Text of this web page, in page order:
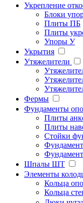
Укрепление
Блоки
Плиты ПБ
Плиты
Упоры У
Укрытия
Утяжелители
Фермы
Фундаменты
Плиты
Плиты
Стойки
Шпалы ШТ
Элементы
Кольца
Кольца